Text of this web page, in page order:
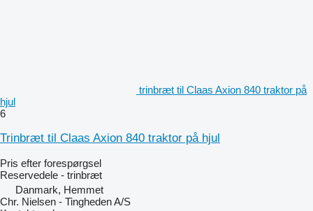
trinbræt til Claas Axion 840 traktor på
hjul
6
Trinbræt til Claas Axion 840 traktor på hjul
Pris efter forespørgsel
Reservedele - trinbræt
Danmark, Hemmet
Chr. Nielsen - Tingheden A/S